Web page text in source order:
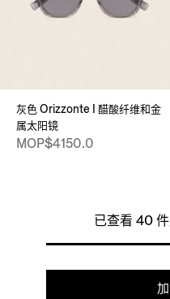
灰色 Orizzonte I 醋酸纤维和金
属太阳镜
MOP$4150.0
已查看 40 件